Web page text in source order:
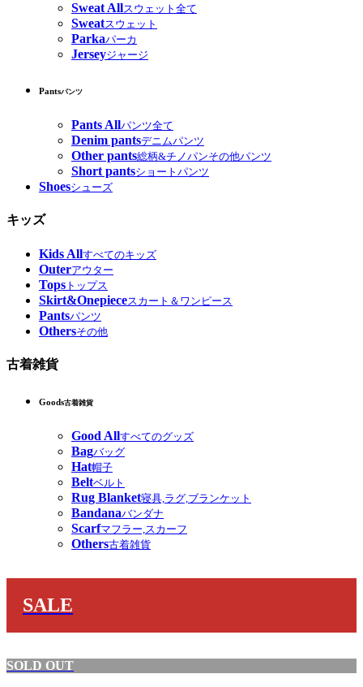
Sweat Allスウェット全て
Sweatスウェット
Parkaパーカ
Jerseyジャージ
Pantsパンツ
Pants Allパンツ全て
Denim pantsデニムパンツ
Other pants総柄&チノパンその他パンツ
Short pantsショートパンツ
Shoesシューズ
キッズ
Kids Allすべてのキッズ
Outerアウター
Tops トップス
Skirt&Onepieceスカート＆ワンピース
Pantsパンツ
Othersその他
古着雑貨
Goods古着雑貨
Good Allすべてのグッズ
Bagバッグ
Hat帽子
Beltベルト
Rug Blanket寝具,ラグ,ブランケット
Bandanaバンダナ
Scarfマフラー,スカーフ
Others古着雑貨
SALE
SOLD OUT